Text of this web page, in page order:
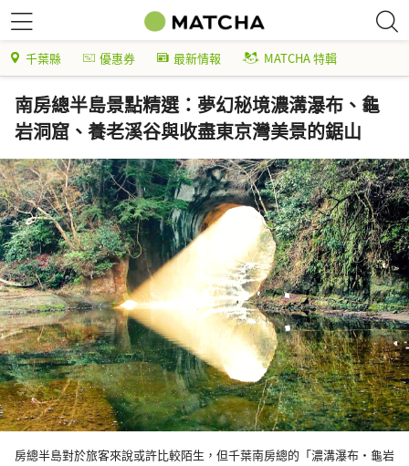
千葉縣 優惠券 最新情報 MATCHA 特輯
南房總半島景點精選：夢幻秘境濃溝瀑布、龜
岩洞窟、養老溪谷與收盡東京灣美景的鋸山
房總半島對於旅客來說或許比較陌生，但千葉南房總的「濃溝瀑布・龜岩